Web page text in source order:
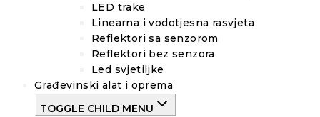
LED trake
Linearna i vodotjesna rasvjeta
Reflektori sa senzorom
Reflektori bez senzora
Led svjetiljke
Građevinski alat i oprema
TOGGLE CHILD MENU